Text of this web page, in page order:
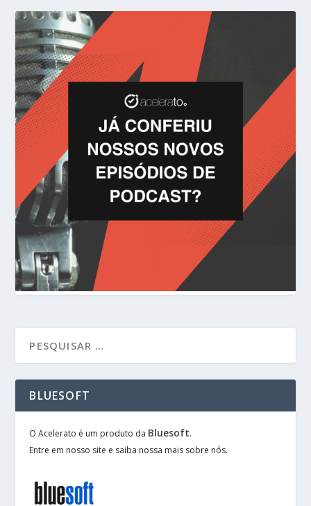
BLUESOFT
O Acelerato é um produto da Bluesoft.
Entre em nosso site e saiba nossa mais sobre nós.